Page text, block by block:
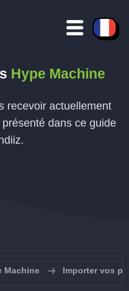
Hype Machine
recevoir actuellement
dans ce guide
Machine Importer vos